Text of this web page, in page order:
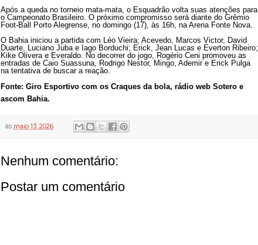
Após a queda no torneio mata-mata, o Esquadrão volta suas atenções para
o Campeonato Brasileiro. O próximo compromisso será diante do Grêmio
Foot-Ball Porto Alegrense, no domingo (17), às 16h, na Arena Fonte Nova.
O Bahia iniciou a partida com Léo Vieira; Acevedo, Marcos Victor, David
Duarte, Luciano Juba e Iago Borduchi; Erick, Jean Lucas e Everton Ribeiro;
Kike Olivera e Everaldo. No decorrer do jogo, Rogério Ceni promoveu as
entradas de Caio Suassuna, Rodrigo Nestor, Mingo, Ademir e Erick Pulga
na tentativa de buscar a reação.
Fonte: Giro Esportivo com os Craques da bola, rádio web Sotero e
ascom Bahia.
às maio 13, 2026
Nenhum comentário:
Postar um comentário